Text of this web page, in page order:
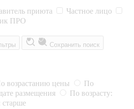
приюта
Частное лицо
ПРО
Сохранить поиск
возрастанию цены
По
размещения
По возрасту:
старше